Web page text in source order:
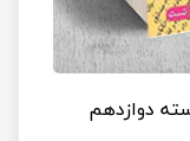
دوازدهم